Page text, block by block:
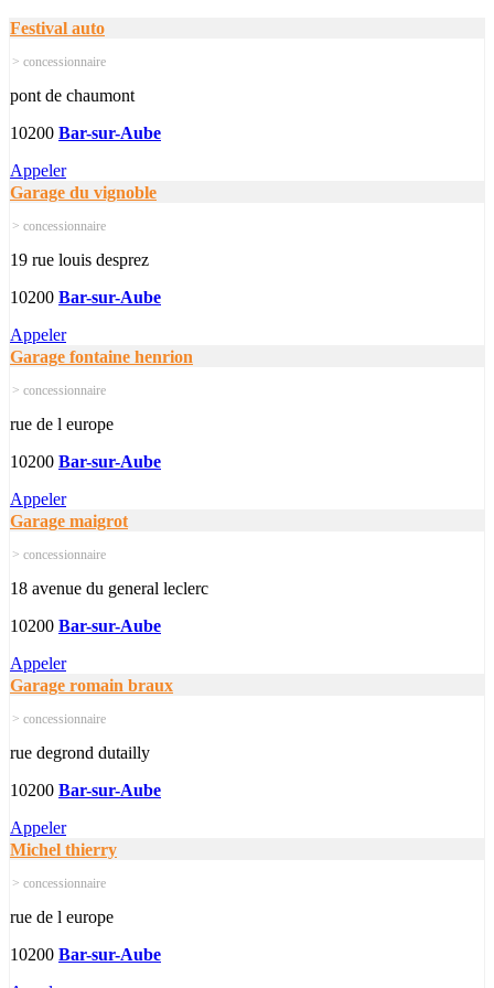
Festival auto
> concessionnaire
pont de chaumont
10200 Bar-sur-Aube
Appeler
Garage du vignoble
> concessionnaire
19 rue louis desprez
10200 Bar-sur-Aube
Appeler
Garage fontaine henrion
> concessionnaire
rue de l europe
10200 Bar-sur-Aube
Appeler
Garage maigrot
> concessionnaire
18 avenue du general leclerc
10200 Bar-sur-Aube
Appeler
Garage romain braux
> concessionnaire
rue degrond dutailly
10200 Bar-sur-Aube
Appeler
Michel thierry
> concessionnaire
rue de l europe
10200 Bar-sur-Aube